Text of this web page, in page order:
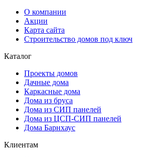
О компании
Акции
Карта сайта
Строительство домов под ключ
Каталог
Проекты домов
Дачные дома
Каркасные дома
Дома из бруса
Дома из СИП панелей
Дома из ЦСП-СИП панелей
Дома Барнхаус
Клиентам